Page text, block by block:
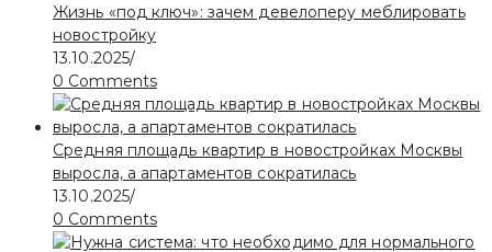
Жизнь «под ключ»: зачем девелоперу меблировать
новостройку
13.10.2025/
0 Comments
Средняя площадь квартир в новостройках Москвы
выросла, а апартаментов сократилась
13.10.2025/
0 Comments